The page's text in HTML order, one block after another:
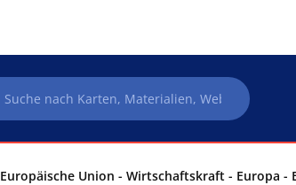
Europäische Union - Wirtschaftskraft - Europa -